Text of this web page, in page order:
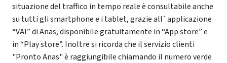
situazione del traffico in tempo reale è consultabile anche
su tutti gli smartphone e i tablet, grazie all`applicazione
“VAI” di Anas, disponibile gratuitamente in “App store” e
in “Play store”. Inoltre si ricorda che il servizio clienti
"Pronto Anas" è raggiungibile chiamando il numero verde